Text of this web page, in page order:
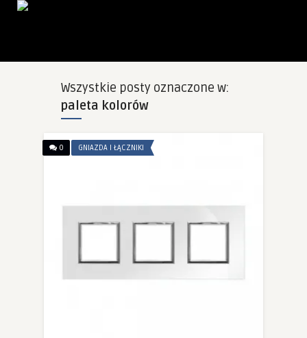
Wszystkie posty oznaczone w:
paleta kolorów
0 GNIAZDA I ŁĄCZNIKI